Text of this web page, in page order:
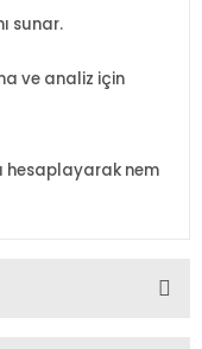
sunar.
ve analiz için
hesaplayarak nem